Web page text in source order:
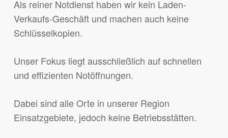
Als reiner Notdienst haben wir kein Laden-
Verkaufs-Geschäft und machen auch keine
Schlüsselkopien.
Unser Fokus liegt ausschließlich auf schnellen
und effizienten Notöffnungen.
Dabei sind alle Orte in unserer Region
Einsatzgebiete, jedoch keine Betriebsstätten.